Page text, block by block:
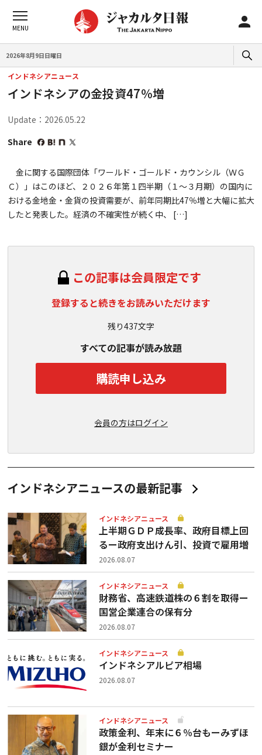
2026年8月9日日曜日
インドネシアニュース
インドネシアの金投資47％増
Update：2026.05.22
Share
金に関する国際団体「ワールド・ゴールド・カウンシル（ＷＧ
Ｃ）」はこのほど、２０２６年第１四半期（１～３月期）の国内に
おける金地金・金貨の投資需要が、前年同期比47％増と大幅に拡大
したと発表した。経済の不確実性が続く中、 […]
この記事は会員限定です
登録すると続きをお読みいただけます
残り437文字
すべての記事が読み放題
購読申し込み
会員の方はログイン
インドネシアニュースの最新記事
インドネシアニュース
上半期ＧＤＰ成長率、政府目標上回
るー政府支出けん引、投資で雇用増
2026.08.07
インドネシアニュース
財務省、高速鉄道株の６割を取得ー
国営企業連合の保有分
2026.08.07
インドネシアニュース
インドネシアルピア相場
2026.08.07
インドネシアニュース
政策金利、年末に６％台もーみずほ
銀が金利セミナー